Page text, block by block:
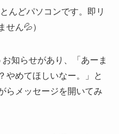
んどパソコンです。即リ
せん💦）
知らせがあり、「あーま
やめてほしいなー。」と
らメッセージを開いてみ